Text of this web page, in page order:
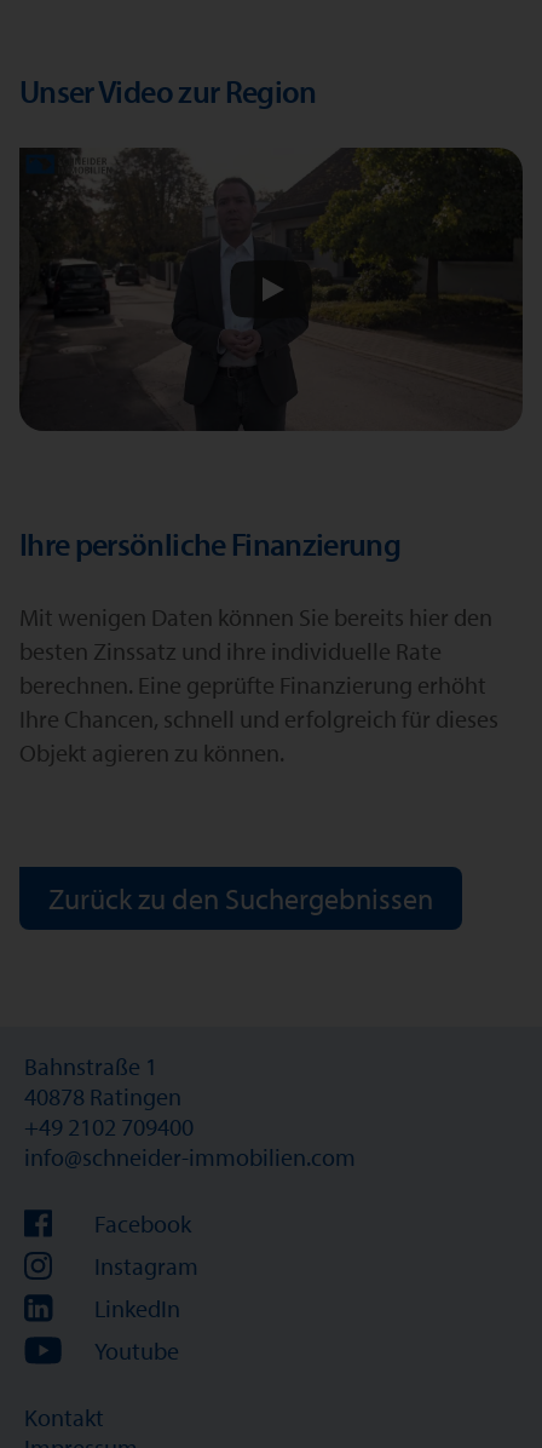
Unser Video zur Region
Ihre persönliche Finanzierung
Mit wenigen Daten können Sie bereits hier den
besten Zinssatz und ihre individuelle Rate
berechnen. Eine geprüfte Finanzierung erhöht
Ihre Chancen, schnell und erfolgreich für dieses
Objekt agieren zu können.
Zurück zu den Suchergebnissen
Bahnstraße 1
40878 Ratingen
+49 2102 709400
info@schneider-immobilien.com
Facebook
Instagram
LinkedIn
Youtube
Kontakt